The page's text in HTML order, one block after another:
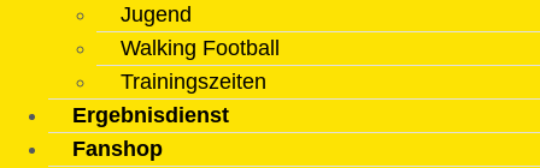
Jugend
Walking Football
Trainingszeiten
Ergebnisdienst
Fanshop